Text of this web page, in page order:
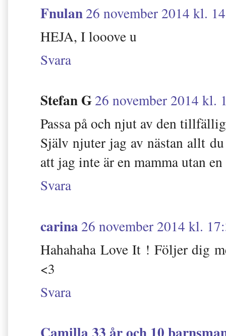
Fnulan26 november 2014 kl.
HEJA, I looove u
Svara
Stefan G26 november 2014 kl.
Passa på och njut av den
Själv njuter jag av nästan allt
att jag inte är en mamma utan
Svara
carina26 november 2014 kl.
Hahahaha Love It ! Följer dig
<3
Svara